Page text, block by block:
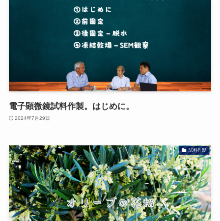
電子顕微鏡試料作製。はじめに。
2024年7月29日
試料作製